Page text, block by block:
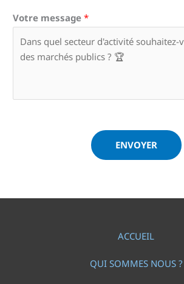
Votre message *
ENVOYER
ACCUEIL
QUI SOMMES NOUS ?